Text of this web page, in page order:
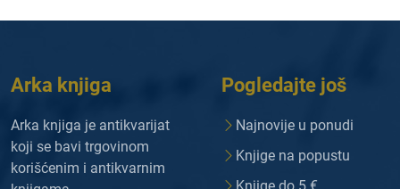
Arka knjiga
Arka knjiga je antikvarijat
koji se bavi trgovinom
korišćenim i antikvarnim
Pogledajte još
Najnovije u ponudi
Knjige na popustu